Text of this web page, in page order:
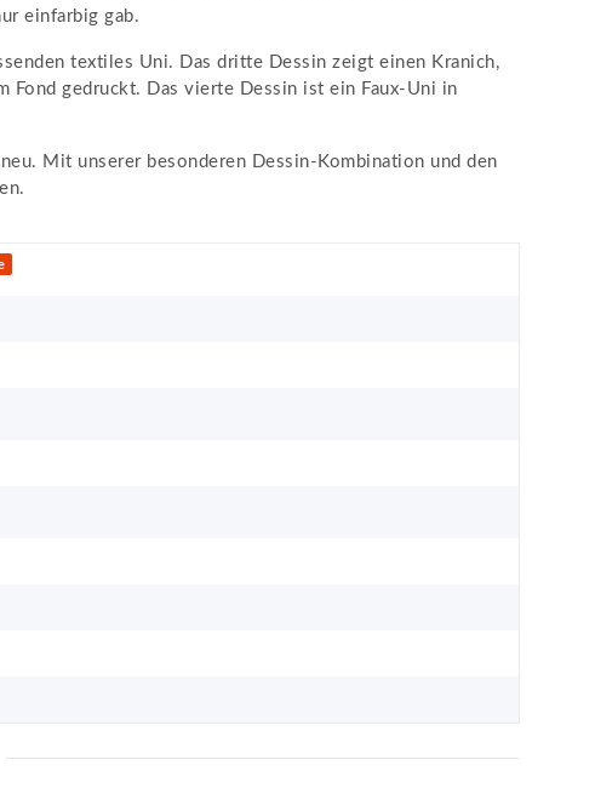
einfarbig gab.
textiles Uni. Das dritte Dessin zeigt einen Kranich,
Fond gedruckt. Das vierte Dessin ist ein Faux-Uni in
Mit unserer besonderen Dessin-Kombination und den